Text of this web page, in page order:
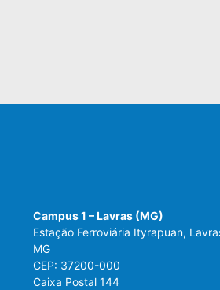
Campus 1 – Lavras (MG)
Estação Ferroviária Ityrapuan,
MG
CEP: 37200-000
Caixa Postal 144